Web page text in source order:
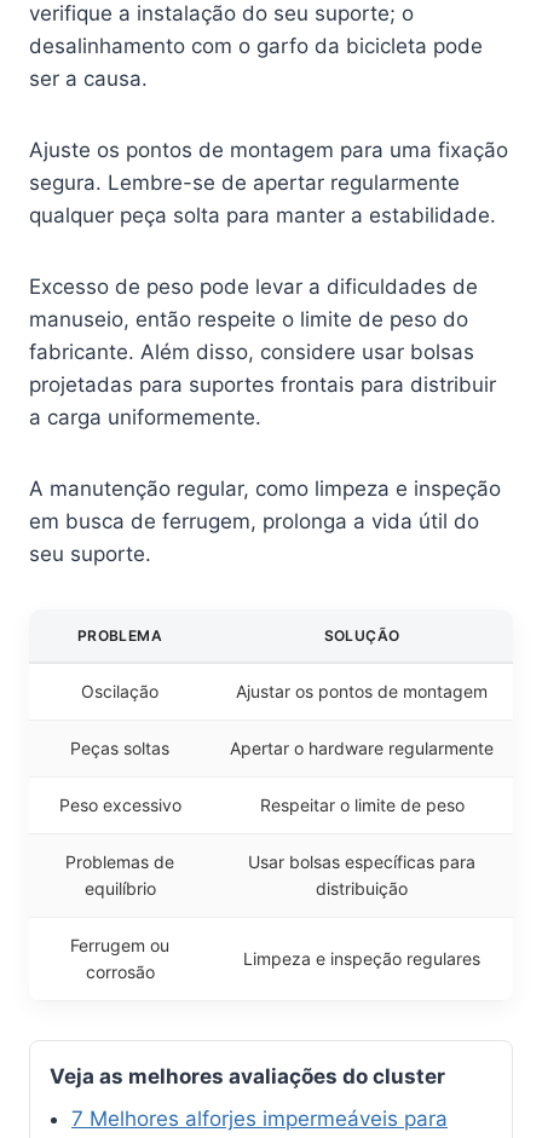
verifique a instalação do seu suporte; o
desalinhamento com o garfo da bicicleta pode
ser a causa.
Ajuste os pontos de montagem para uma fixação
segura. Lembre-se de apertar regularmente
qualquer peça solta para manter a estabilidade.
Excesso de peso pode levar a dificuldades de
manuseio, então respeite o limite de peso do
fabricante. Além disso, considere usar bolsas
projetadas para suportes frontais para distribuir
a carga uniformemente.
A manutenção regular, como limpeza e inspeção
em busca de ferrugem, prolonga a vida útil do
seu suporte.
PROBLEMA SOLUÇÃO
Oscilação Ajustar os pontos de montagem
Peças soltas Apertar o hardware regularmente
Peso excessivo Respeitar o limite de peso
Problemas de
equilíbrio
Usar bolsas específicas para
distribuição
Ferrugem ou
corrosão
Limpeza e inspeção regulares
Veja as melhores avaliações do cluster
7 Melhores alforjes impermeáveis para